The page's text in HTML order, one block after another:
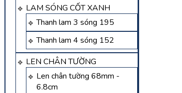
LAM SÓNG CỐT XANH
Thanh lam 3 sóng 195
Thanh lam 4 sóng 152
LEN CHÂN TƯỜNG
Len chân tường 68mm -
6.8cm